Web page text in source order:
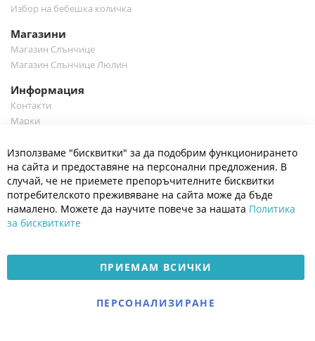
Избор на бебешка количка
Магазини
Магазин Слънчице
Магазин Слънчице Люлин
Информация
Контакти
Марки
Полезно
Общи условия
Политика за поверителност
Платформа за OPC
Доставка и плащане
Електронен магазин
разработен и поддържан
Използваме "бисквитки" за да подобрим функционирането
на сайта и предоставяне на персонални предложения. В
случай, че не приемете препоръчителните бисквитки
потребителското преживяване на сайта може да бъде
намалено. Можете да научите повече за нашата Политика
за бисквитките
ПРИЕМАМ ВСИЧКИ
ПЕРСОНАЛИЗИРАНЕ